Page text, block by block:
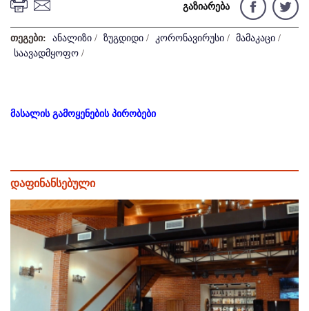
გაზიარება
თეგები: ანალიზი / ზუგდიდი / კორონავირუსი / მამაკაცი /
საავადმყოფო /
მასალის გამოყენების პირობები
დაფინანსებული